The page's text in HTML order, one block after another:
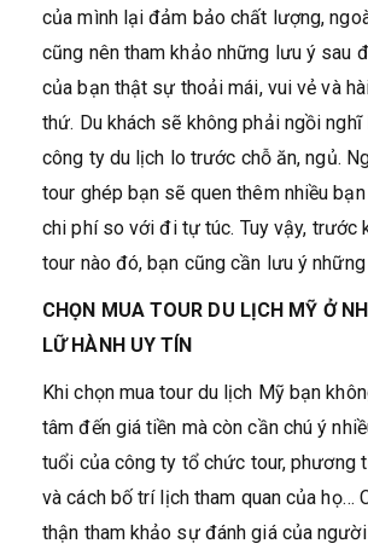
của mình lại đảm bảo chất lượng,
cũng nên tham khảo những lưu ý sau
của bạn thật sự thoải mái, vui vẻ và
thứ. Du khách sẽ không phải ngồi
công ty du lịch lo trước chỗ ăn, ngủ.
tour ghép bạn sẽ quen thêm nhiều
chi phí so với đi tự túc. Tuy vậy, trước
tour nào đó, bạn cũng cần lưu ý
CHỌN MUA TOUR DU LỊCH MỸ Ở
LỮ HÀNH UY TÍN
Khi chọn mua tour du lịch Mỹ bạn
tâm đến giá tiền mà còn cần chú ý
tuổi của công ty tổ chức tour, phương
và cách bố trí lịch tham quan của họ…
thận tham khảo sự đánh giá của